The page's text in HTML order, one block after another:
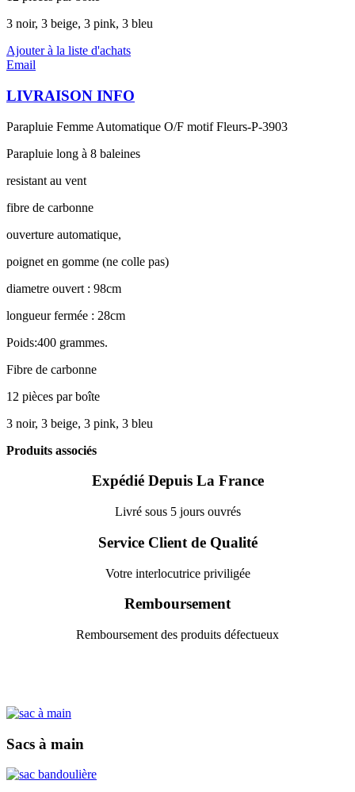
3 noir, 3 beige, 3 pink, 3 bleu
Ajouter à la liste d'achats
Email
LIVRAISON INFO
Parapluie Femme Automatique O/F motif Fleurs-P-3903
Parapluie long à 8 baleines
resistant au vent
fibre de carbonne
ouverture automatique,
poignet en gomme (ne colle pas)
diametre ouvert : 98cm
longueur fermée : 28cm
Poids:400 grammes.
Fibre de carbonne
12 pièces par boîte
3 noir, 3 beige, 3 pink, 3 bleu
Produits associés
Expédié Depuis La France
Livré sous 5 jours ouvrés
Service Client de Qualité
Votre interlocutrice priviligée
Remboursement
Remboursement des produits défectueux
Sacs à main